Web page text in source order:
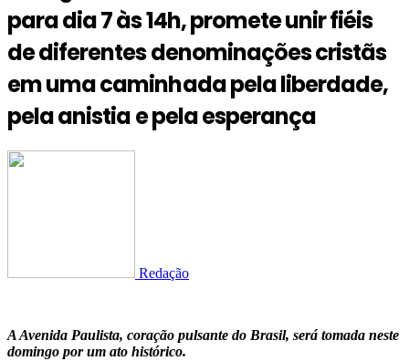
para dia 7 às 14h, promete unir fiéis
de diferentes denominações cristãs
em uma caminhada pela liberdade,
pela anistia e pela esperança
Redação
A Avenida Paulista, coração pulsante do Brasil, será tomada neste
domingo por um ato histórico.